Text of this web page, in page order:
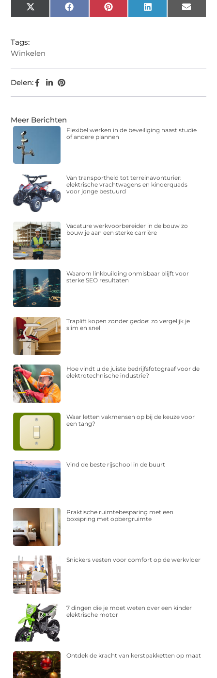
X
Facebook Pinterest LinkedIn Email
Tags:
Winkelen
Delen:
Meer Berichten
Flexibel werken in de beveiliging naast studie
of andere plannen
Van transportheld tot terreinavonturier:
elektrische vrachtwagens en kinderquads
voor jonge bestuurd
Vacature werkvoorbereider in de bouw zo
bouw je aan een sterke carrière
Waarom linkbuilding onmisbaar blijft voor
sterke SEO resultaten
Traplift kopen zonder gedoe: zo vergelijk je
slim en snel
Hoe vindt u de juiste bedrijfsfotograaf voor de
elektrotechnische industrie?
Waar letten vakmensen op bij de keuze voor
een tang?
Vind de beste rijschool in de buurt
Praktische ruimtebesparing met een
boxspring met opbergruimte
Snickers vesten voor comfort op de werkvloer
7 dingen die je moet weten over een kinder
elektrische motor
Ontdek de kracht van kerstpakketten op maat